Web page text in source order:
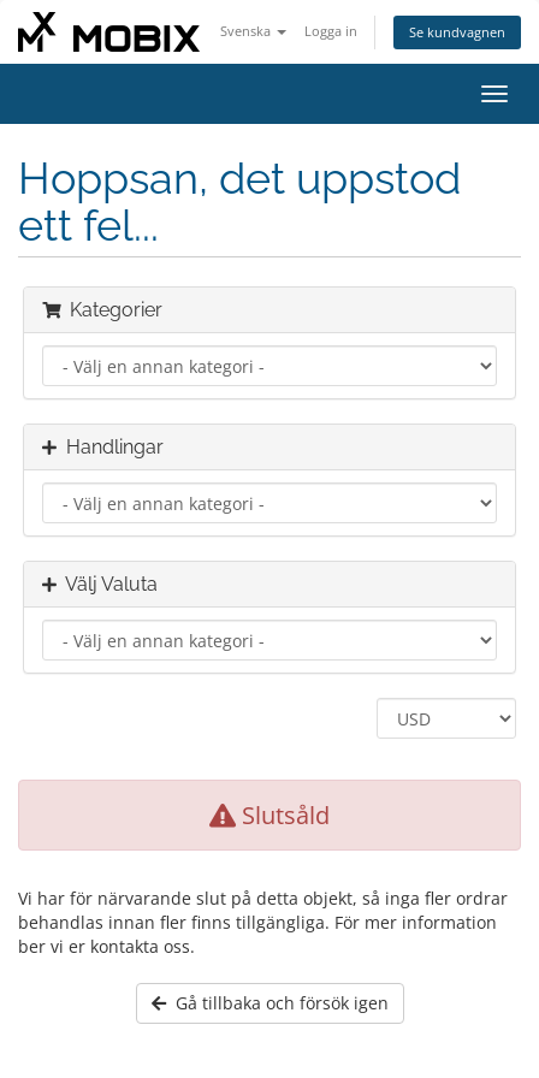
Svenska Logga in Se kundvagnen
Växla
Hoppsan, det uppstod
ett fel...
Kategorier
Handlingar
Välj Valuta
Slutsåld
Vi har för närvarande slut på detta objekt, så inga fler ordrar
behandlas innan fler finns tillgängliga. För mer information
ber vi er kontakta oss.
Gå tillbaka och försök igen